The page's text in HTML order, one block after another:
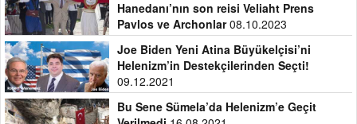
Hanedanı’nın son reisi Veliaht Prens
Pavlos ve Archonlar08.10.2023
Joe Biden Yeni Atina Büyükelçisi’ni
Helenizm’in Destekçilerinden Seçti!
09.12.2021
Bu Sene Sümela’da Helenizm’e Geçit